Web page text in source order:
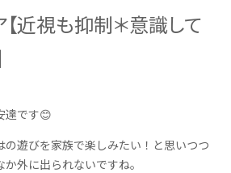
近視も抑制＊意識して
達です😊
遊びを家族で楽しみたい！と思いつつ
外に出られないですね。